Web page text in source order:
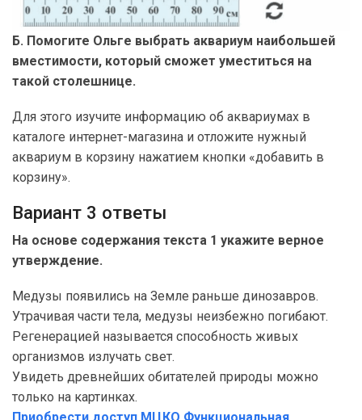
Б. Помогите Ольге выбрать аквариум наибольшей
вместимости, который сможет уместиться на
такой столешнице.
Для этого изучите информацию об аквариумах в
каталоге интернет-магазина и отложите нужный
аквариум в корзину нажатием кнопки «добавить в
корзину».
Вариант 3 ответы
На основе содержания текста 1 укажите верное
утверждение.
Медузы появились на Земле раньше динозавров.
Утрачивая части тела, медузы неизбежно погибают.
Регенерацией называется способность живых
организмов излучать свет.
Увидеть древнейших обитателей природы можно
только на картинках.